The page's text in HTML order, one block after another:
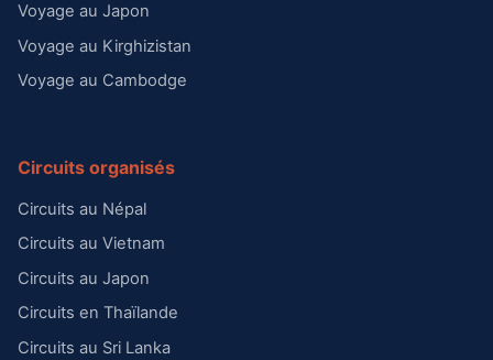
Voyage au Japon
Voyage au Kirghizistan
Voyage au Cambodge
Circuits organisés
Circuits au Népal
Circuits au Vietnam
Circuits au Japon
Circuits en Thaïlande
Circuits au Sri Lanka